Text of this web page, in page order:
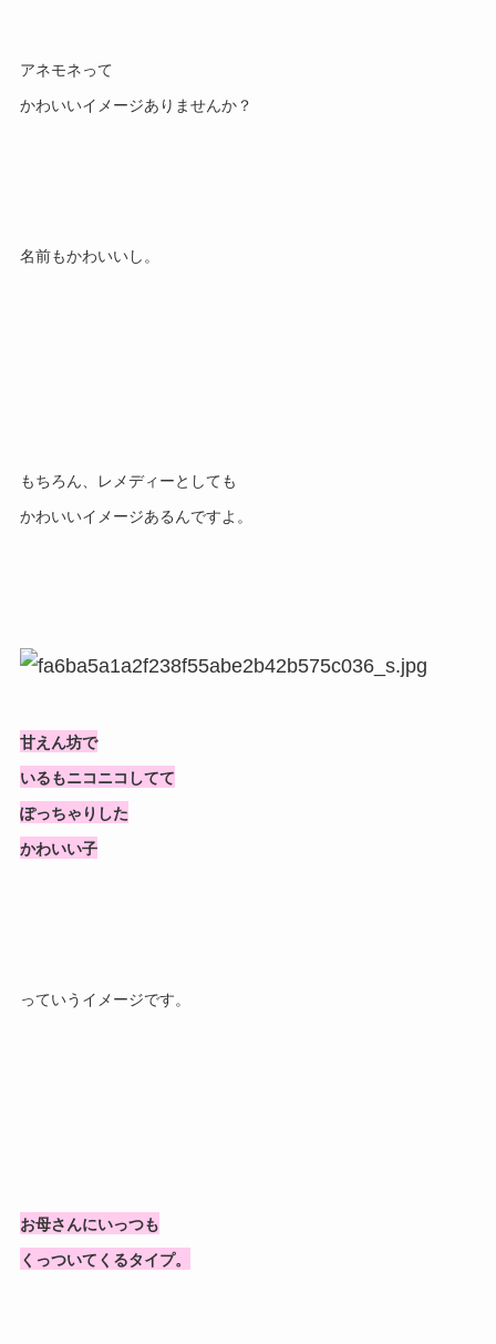
アネモネって
かわいいイメージありませんか？
名前もかわいいし。
もちろん、レメディーとしても
かわいいイメージあるんですよ。
甘えん坊で
いるもニコニコしてて
ぽっちゃりした
かわいい子
っていうイメージです。
お母さんにいっつも
くっついてくるタイプ。